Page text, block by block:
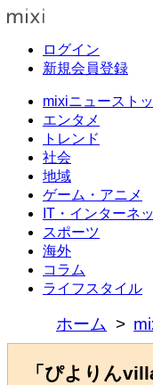
ログイン
新規会員登録
mixiニュースト
エンタメ
トレンド
社会
地域
ゲーム・アニメ
IT・インターネ
スポーツ
海外
コラム
ライフスタイル
ホーム
「ぴよりん